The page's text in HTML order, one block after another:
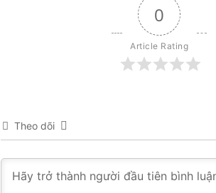
0
Article Rating
Theo dõi